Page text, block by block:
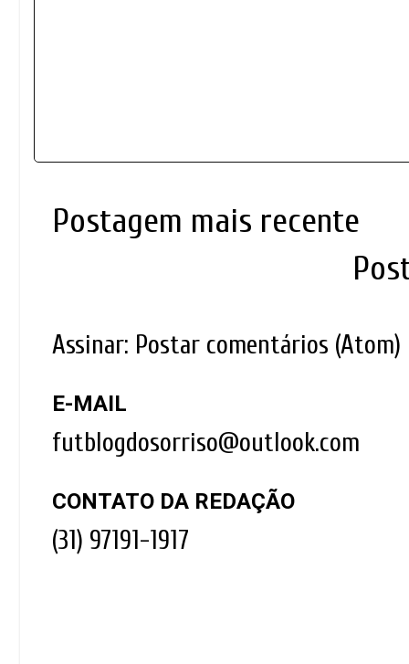
Postagem mais recente
Assinar: Postar comentários (Atom)
E-MAIL
futblogdosorriso@outlook.com
CONTATO DA REDAÇÃO
(31) 97191-1917